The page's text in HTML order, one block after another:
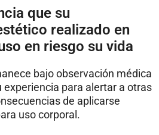
que su
realizado en
en riesgo su vida
bajo observación médica
para alertar a otras
de aplicarse
uso corporal.